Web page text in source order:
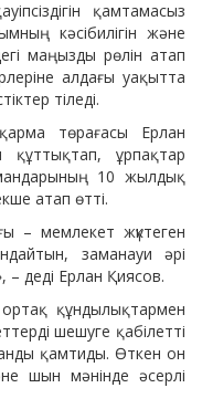
қамтамасыз
кәсібилігін және
маңызды рөлін атап
алдағы уақытта
тіледі.
төрағасы Ерлан
ұрпақтар
10 жылдық
атап өтті.
– мемлекет жүктеген
заманауи әрі
деді Ерлан Қиясов.
құндылықтармен
шешуге қабілетті
қамтиды. Өткен он
шын мәнінде әсерлі